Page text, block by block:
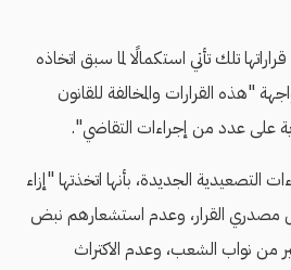
تلك تأتي استكمالًا لما سبق اتخاذه
"هذه القرارات والمخالفة للقانون
على عدد من إجراءات التقاضي".
التصعيدية الجديدة، بأنها اتخذتها "إزاء
مصدري القرار، وعدم استشعارهم نبض
من نواب الشعب، وعدم الاكتراث